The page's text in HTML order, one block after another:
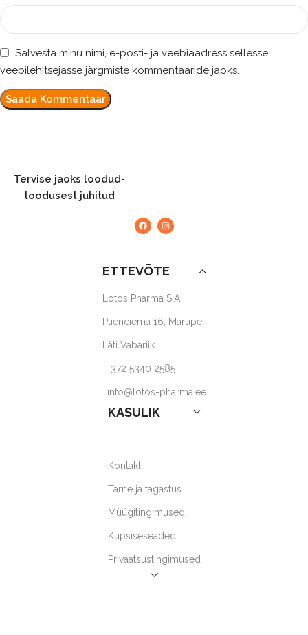
Salvesta minu nimi, e-posti- ja veebiaadress sellesse
veebilehitsejasse järgmiste kommentaaride jaoks.
Tervise jaoks loodud-
loodusest juhitud
ETTEVÕTE
Lotos Pharma SIA
Plienciema 16, Marupe
Läti Vabariik
+372 5340 2585
info@lotos-pharma.ee
KASULIK
Kontakt
Tarne ja tagastus
Müügitingimused
Küpsiseseaded
Privaatsustingimused